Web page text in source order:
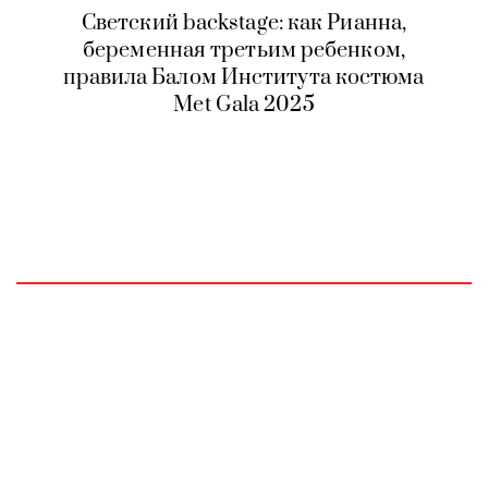
Светский backstage: как Рианна,
беременная третьим ребенком,
правила Балом Института костюма
Met Gala 2025